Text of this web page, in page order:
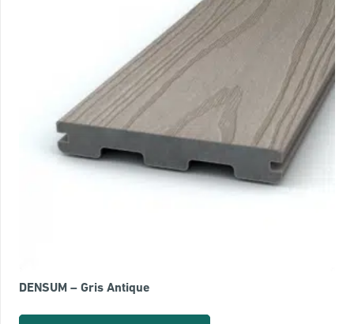
DENSUM – Gris Antique